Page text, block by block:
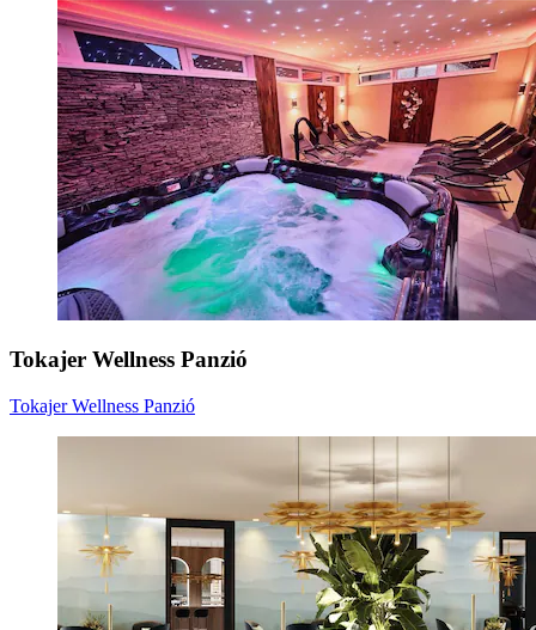
Tokajer Wellness Panzió
Tokajer Wellness Panzió